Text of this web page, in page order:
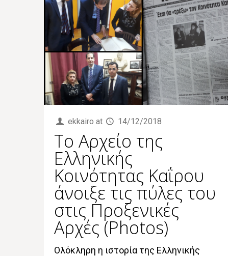
ekkairo at 14/12/2018
Το Αρχείο της
Ελληνικής
Κοινότητας Καΐρου
άνοιξε τις πύλες του
στις Προξενικές
Αρχές (Photos)
Ολόκληρη η ιστορία της Ελληνικής